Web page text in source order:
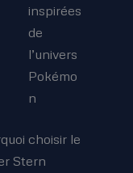
inspirées
de
l’univers
Pokémo
n
choisir le
Stern